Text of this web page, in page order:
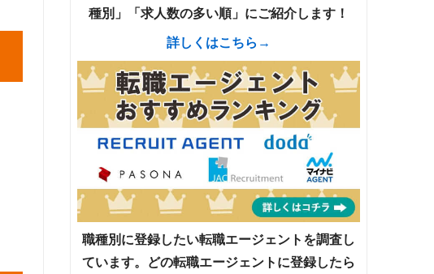
種別」「求人数の多い順」にご紹介します！
詳しくはこちら→
職種別に登録したい転職エージェントを調査し
ています。どの転職エージェントに登録したら